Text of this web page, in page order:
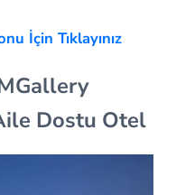
İçin Tıklayınız
Dostu Otel